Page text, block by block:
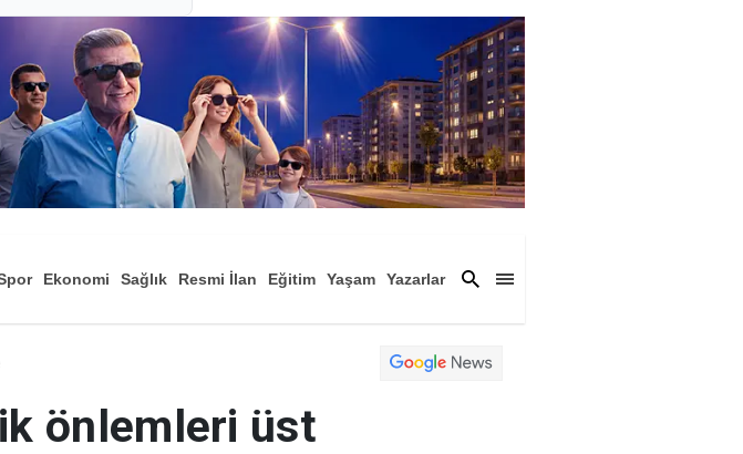
Ekonomi Sağlık Resmi İlan Eğitim
Yaşam
Yazarlar
önlemleri üst